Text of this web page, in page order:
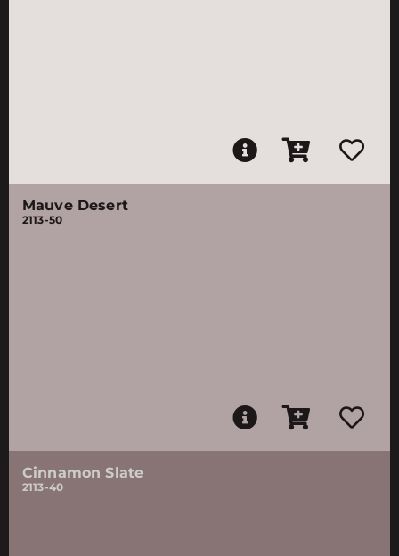
Mauve Desert
2113-50
Cinnamon Slate
2113-40